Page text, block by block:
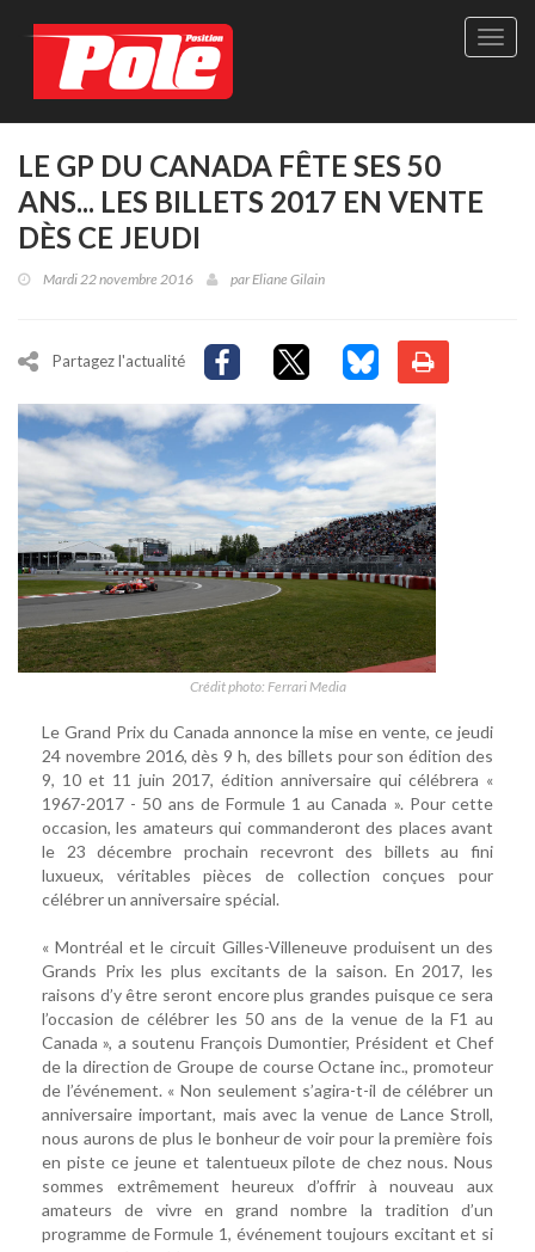
Site
LE GP DU CANADA FÊTE SES 50
ANS... LES BILLETS 2017 EN VENTE
DÈS CE JEUDI
Mardi 22 novembre 2016 parEliane Gilain
Partagez l'actualité
Crédit photo: Ferrari Media
Le Grand Prix du Canada annonce la mise en vente, ce jeudi
24 novembre 2016, dès 9 h, des billets pour son édition des
9, 10 et 11 juin 2017, édition anniversaire qui célébrera «
1967-2017 - 50 ans de Formule 1 au Canada ». Pour cette
occasion, les amateurs qui commanderont des places avant
le 23 décembre prochain recevront des billets au fini
luxueux, véritables pièces de collection conçues pour
célébrer un anniversaire spécial.
« Montréal et le circuit Gilles-Villeneuve produisent un des
Grands Prix les plus excitants de la saison. En 2017, les
raisons d’y être seront encore plus grandes puisque ce sera
l’occasion de célébrer les 50 ans de la venue de la F1 au
Canada », a soutenu François Dumontier, Président et Chef
de la direction de Groupe de course Octane inc., promoteur
de l’événement. « Non seulement s’agira-t-il de célébrer un
anniversaire important, mais avec la venue de Lance Stroll,
nous aurons de plus le bonheur de voir pour la première fois
en piste ce jeune et talentueux pilote de chez nous. Nous
sommes extrêmement heureux d’offrir à nouveau aux
amateurs de vivre en grand nombre la tradition d’un
programme de Formule 1, événement toujours excitant et si